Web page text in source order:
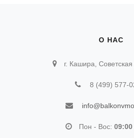
О НАС
г. Кашира,
8 (499) 577-
Пон - Вос: 09:00